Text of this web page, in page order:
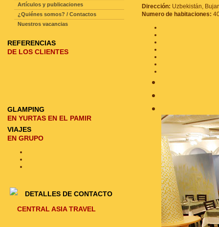
Dirección: Uzbekistán,
Numero de habitaciones:
Artículos y publicaciones
¿Quiénes somos? / Contactos
Nuestros vacancias
REFERENCIAS
DE LOS CLIENTES
GLAMPING
EN YURTAS EN EL PAMIR
VIAJES
EN GRUPO
DETALLES DE CONTACTO
CENTRAL ASIA TRAVEL